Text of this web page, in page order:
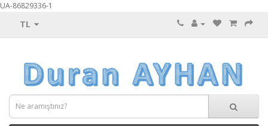
UA-86829336-1
TL